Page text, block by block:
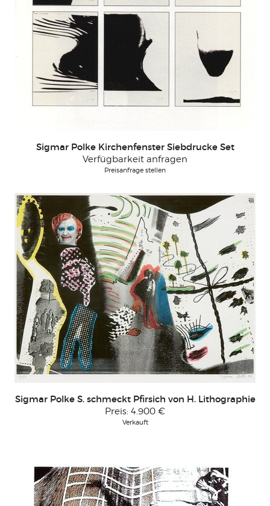
Sigmar Polke Kirchenfenster Siebdrucke Set
Verfügbarkeit anfragen
Preisanfrage stellen
Sigmar Polke S. schmeckt Pfirsich von H. Lithographie
Preis: 4.900 €
Verkauft